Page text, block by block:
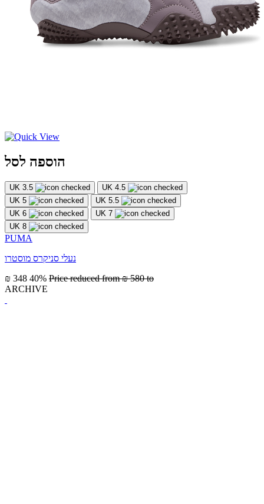
הוספה לסל
UK 3.5
UK 4.5
UK 5
UK 5.5
UK 6
UK 7
UK 8
PUMA
נעלי סניקרס מוסטרו
₪ 348 40% Price reduced from₪ 580 to
ARCHIVE